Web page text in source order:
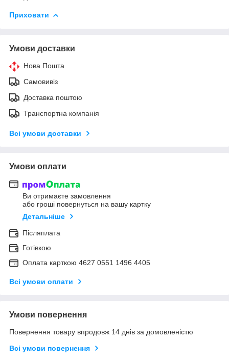
Приховати
Умови доставки
Нова Пошта
Самовивіз
Доставка поштою
Транспортна компанія
Всі умови доставки
Умови оплати
Ви отримаєте замовлення
або гроші повернуться на вашу картку
Детальніше
Післяплата
Готівкою
Оплата карткою 4627 0551 1496 4405
Всі умови оплати
Умови повернення
Повернення товару впродовж 14 днів за домовленістю
Всі умови повернення